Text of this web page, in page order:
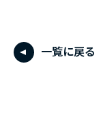
一覧に戻る